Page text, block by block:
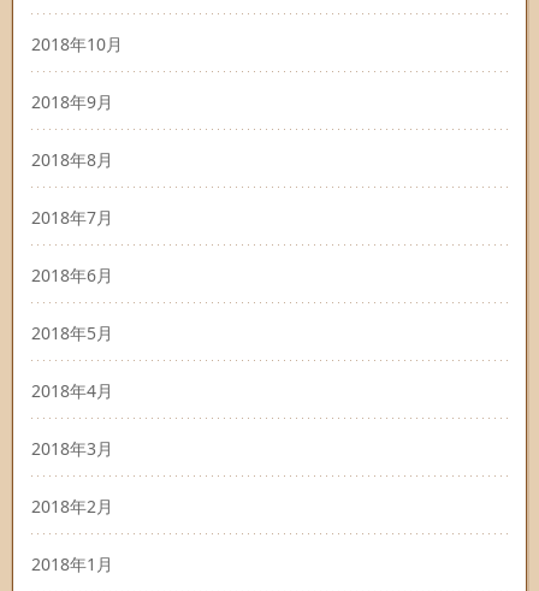
2018年10月
2018年9月
2018年8月
2018年7月
2018年6月
2018年5月
2018年4月
2018年3月
2018年2月
2018年1月